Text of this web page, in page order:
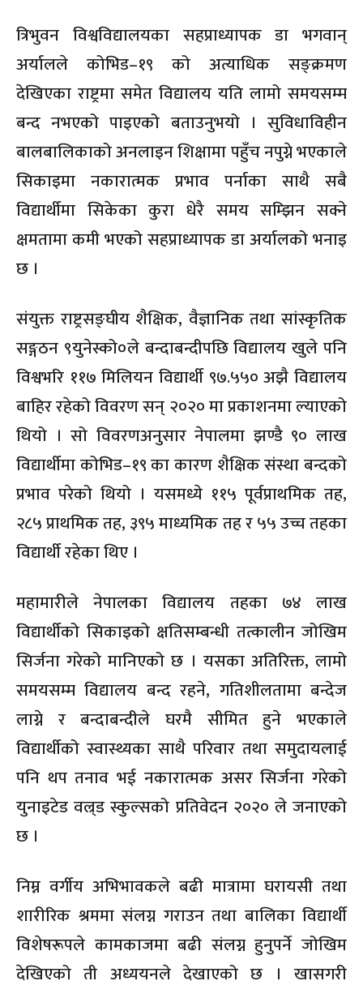
त्रिभुवन विश्वविद्यालयका सहप्राध्यापक डा भगवान्
अर्यालले कोभिड–१९ को अत्याधिक सङ्क्रमण
देखिएका राष्ट्रमा समेत विद्यालय यति लामो समयसम्म
बन्द नभएको पाइएको बताउनुभयो । सुविधाविहीन
बालबालिकाको अनलाइन शिक्षामा पहुँच नपुग्ने भएकाले
सिकाइमा नकारात्मक प्रभाव पर्नाका साथै सबै
विद्यार्थीमा सिकेका कुरा धेरै समय सम्झिन सक्ने
क्षमतामा कमी भएको सहप्राध्यापक डा अर्यालको भनाइ
छ ।
संयुक्त राष्ट्रसङ्घीय शैक्षिक, वैज्ञानिक तथा सांस्कृतिक
सङ्गठन ९युनेस्को०ले बन्दाबन्दीपछि विद्यालय खुले पनि
विश्वभरि ११७ मिलियन विद्यार्थी ९७.५५० अझै विद्यालय
बाहिर रहेको विवरण सन् २०२० मा प्रकाशनमा ल्याएको
थियो । सो विवरणअनुसार नेपालमा झण्डै ९० लाख
विद्यार्थीमा कोभिड–१९ का कारण शैक्षिक संस्था बन्दको
प्रभाव परेको थियो । यसमध्ये ११५ पूर्वप्राथमिक तह,
२८५ प्राथमिक तह, ३९५ माध्यमिक तह र ५५ उच्च तहका
विद्यार्थी रहेका थिए ।
महामारीले नेपालका विद्यालय तहका ७४ लाख
विद्यार्थीको सिकाइको क्षतिसम्बन्धी तत्कालीन जोखिम
सिर्जना गरेको मानिएको छ । यसका अतिरिक्त, लामो
समयसम्म विद्यालय बन्द रहने, गतिशीलतामा बन्देज
लाग्ने र बन्दाबन्दीले घरमै सीमित हुने भएकाले
विद्यार्थीको स्वास्थ्यका साथै परिवार तथा समुदायलाई
पनि थप तनाव भई नकारात्मक असर सिर्जना गरेको
युनाइटेड वल्र्ड स्कुल्सको प्रतिवेदन २०२० ले जनाएको
छ ।
निम्न वर्गीय अभिभावकले बढी मात्रामा घरायसी तथा
शारीरिक श्रममा संलग्न गराउन तथा बालिका विद्यार्थी
विशेषरूपले कामकाजमा बढी संलग्न हुनुपर्ने जोखिम
देखिएको ती अध्ययनले देखाएको छ । खासगरी